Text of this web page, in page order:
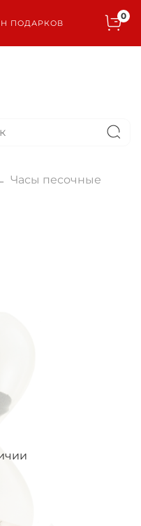
ПОДАРКОВ
0
Часы песочные